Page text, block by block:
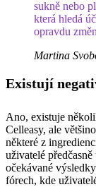
sukně nebo
která hledá
opravdu
Martina
Existují
Ano, existuje
Celleasy, ale
některé z
uživatelé
očekávané
fórech, kde